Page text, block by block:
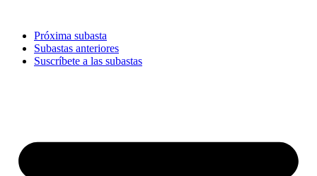
contenidoPróxima subasta
Subastas anteriores
Suscríbete a las subastas